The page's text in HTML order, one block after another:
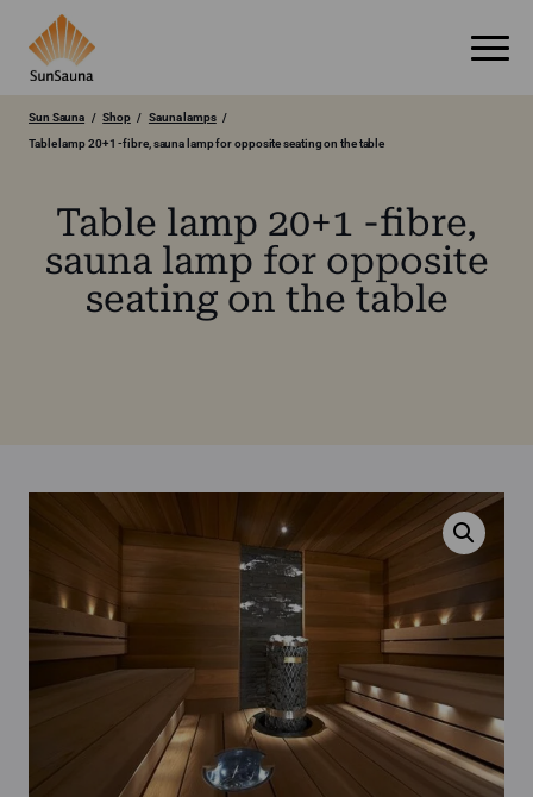
Table lamp 20+1 -fibre,
sauna lamp for opposite
seating on the table
Sun Sauna Shop
Sauna lamps
Table lamp 20+1 -fibre, sauna lamp for opposite seating on the table